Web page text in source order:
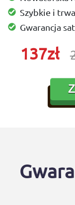
Szybkie i
Gwarancja
137zł